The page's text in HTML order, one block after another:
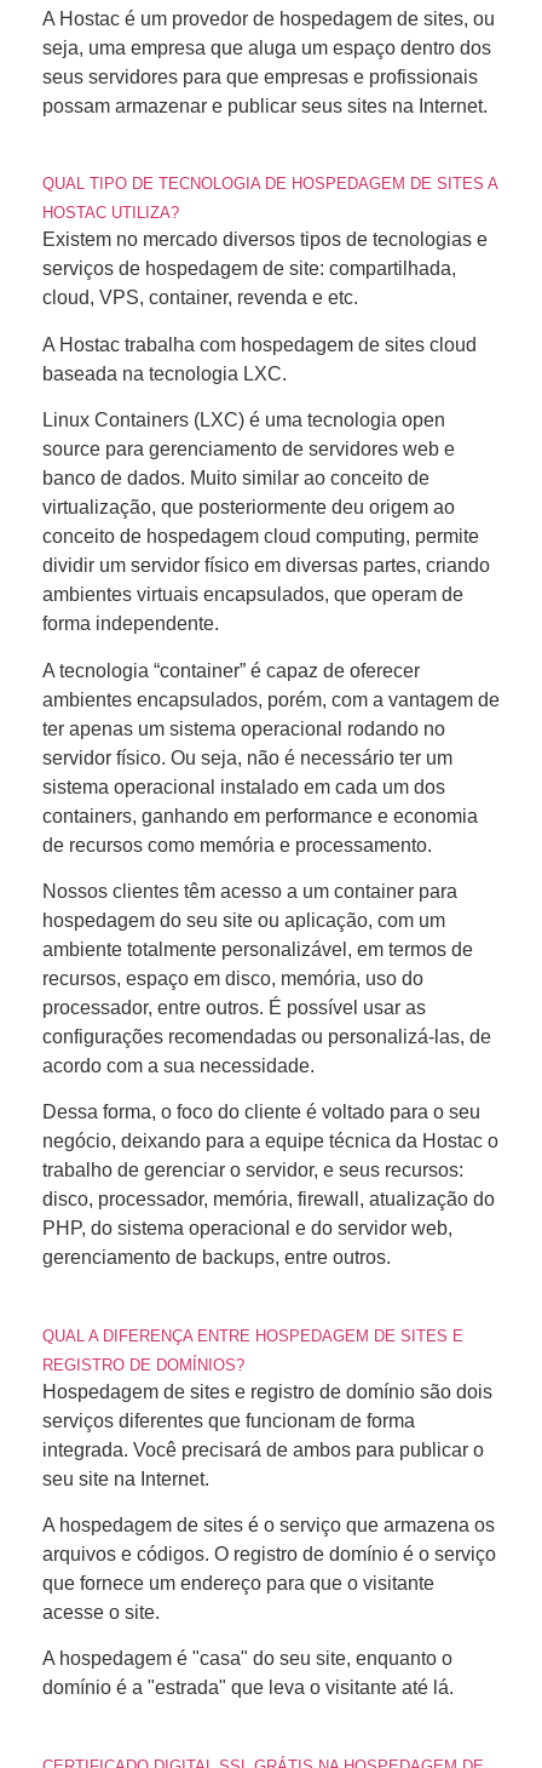
A Hostac é um provedor de hospedagem de sites, ou
seja, uma empresa que aluga um espaço dentro dos
seus servidores para que empresas e profissionais
possam armazenar e publicar seus sites na Internet.
QUAL TIPO DE TECNOLOGIA DE HOSPEDAGEM DE SITES A
HOSTAC UTILIZA?
Existem no mercado diversos tipos de tecnologias e
serviços de hospedagem de site: compartilhada,
cloud, VPS, container, revenda e etc.
A Hostac trabalha com hospedagem de sites cloud
baseada na tecnologia LXC.
Linux Containers (LXC) é uma tecnologia open
source para gerenciamento de servidores web e
banco de dados. Muito similar ao conceito de
virtualização, que posteriormente deu origem ao
conceito de hospedagem cloud computing, permite
dividir um servidor físico em diversas partes, criando
ambientes virtuais encapsulados, que operam de
forma independente.
A tecnologia “container” é capaz de oferecer
ambientes encapsulados, porém, com a vantagem de
ter apenas um sistema operacional rodando no
servidor físico. Ou seja, não é necessário ter um
sistema operacional instalado em cada um dos
containers, ganhando em performance e economia
de recursos como memória e processamento.
Nossos clientes têm acesso a um container para
hospedagem do seu site ou aplicação, com um
ambiente totalmente personalizável, em termos de
recursos, espaço em disco, memória, uso do
processador, entre outros. É possível usar as
configurações recomendadas ou personalizá-las, de
acordo com a sua necessidade.
Dessa forma, o foco do cliente é voltado para o seu
negócio, deixando para a equipe técnica da Hostac o
trabalho de gerenciar o servidor, e seus recursos:
disco, processador, memória, firewall, atualização do
PHP, do sistema operacional e do servidor web,
gerenciamento de backups, entre outros.
QUAL A DIFERENÇA ENTRE HOSPEDAGEM DE SITES E
REGISTRO DE DOMÍNIOS?
Hospedagem de sites e registro de domínio são dois
serviços diferentes que funcionam de forma
integrada. Você precisará de ambos para publicar o
seu site na Internet.
A hospedagem de sites é o serviço que armazena os
arquivos e códigos. O registro de domínio é o serviço
que fornece um endereço para que o visitante
acesse o site.
A hospedagem é "casa" do seu site, enquanto o
domínio é a "estrada" que leva o visitante até lá.